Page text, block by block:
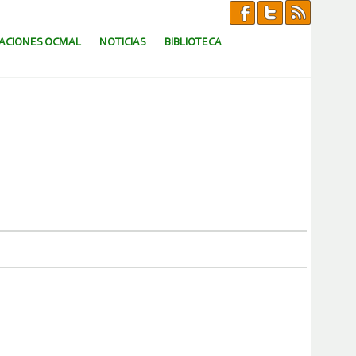
OCMAL NOTICIAS BIBLIOTECA